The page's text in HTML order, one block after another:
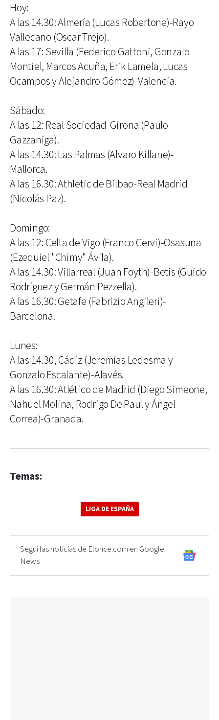
Hoy:
A las 14.30: Almería (Lucas Robertone)-Rayo
Vallecano (Oscar Trejo).
A las 17: Sevilla (Federico Gattoni, Gonzalo
Montiel, Marcos Acuña, Erik Lamela, Lucas
Ocampos y Alejandro Gómez)-Valencia.
Sábado:
A las 12: Real Sociedad-Girona (Paulo
Gazzaniga).
A las 14.30: Las Palmas (Alvaro Killane)-
Mallorca.
A las 16.30: Athletic de Bilbao-Real Madrid
(Nicolás Paz).
Domingo:
A las 12: Celta de Vigo (Franco Cervi)-Osasuna
(Ezequiel "Chimy" Ávila).
A las 14.30: Villarreal (Juan Foyth)-Betis (Guido
Rodríguez y Germán Pezzella).
A las 16.30: Getafe (Fabrizio Angileri)-
Barcelona.
Lunes:
A las 14.30, Cádiz (Jeremías Ledesma y
Gonzalo Escalante)-Alavés.
A las 16.30: Atlético de Madrid (Diego Simeone,
Nahuel Molina, Rodrigo De Paul y Ángel
Correa)-Granada.
Temas:
LIGA DE ESPAÑA
Seguí las noticias de Elonce.com en Google
News